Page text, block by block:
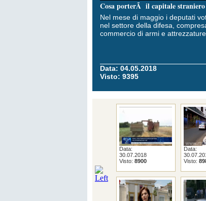
Cosa porterÃ il capitale
Nel mese di maggio i deputati
nel settore della difesa,
commercio di armi e attrezzature
Data: 04.05.2018
Visto: 9395
Data:
30.07.2018
Visto: 8900
Data:
Visto: